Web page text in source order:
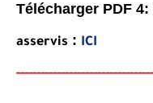
Télécharger PDF 4:
asservis : ICI
-------------------------